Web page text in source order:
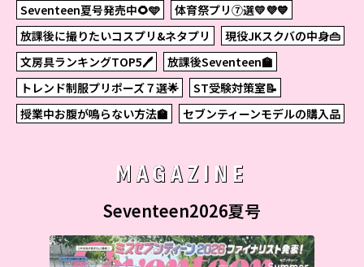
Seventeen夏号発売中🌻🩵
体育祭プリ⑦選💛💜💙
放課後に撮りたいコスプリ&ネタプリ
現役JKスクバの中身👜
文房具ランキングTOP5🖊
放課後Seventeen🏫
トレンド制服プリポーズ７選🌟
ST受験対策室📝
授業中お腹が鳴らない方法🏫
セブンティーンモデルの購入品
MAGAZINE
Seventeen2026夏号